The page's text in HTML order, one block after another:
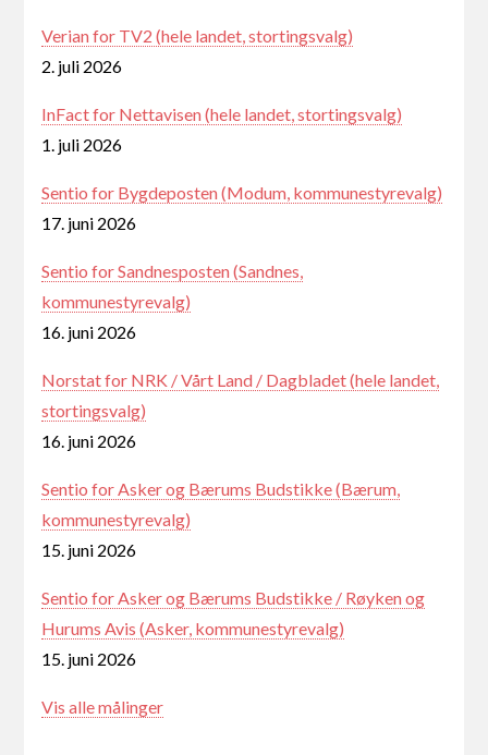
Verian for TV2 (hele landet, stortingsvalg)
2. juli 2026
InFact for Nettavisen (hele landet, stortingsvalg)
1. juli 2026
Sentio for Bygdeposten (Modum, kommunestyrevalg)
17. juni 2026
Sentio for Sandnesposten (Sandnes,
kommunestyrevalg)
16. juni 2026
Norstat for NRK / Vårt Land / Dagbladet (hele landet,
stortingsvalg)
16. juni 2026
Sentio for Asker og Bærums Budstikke (Bærum,
kommunestyrevalg)
15. juni 2026
Sentio for Asker og Bærums Budstikke / Røyken og
Hurums Avis (Asker, kommunestyrevalg)
15. juni 2026
Vis alle målinger